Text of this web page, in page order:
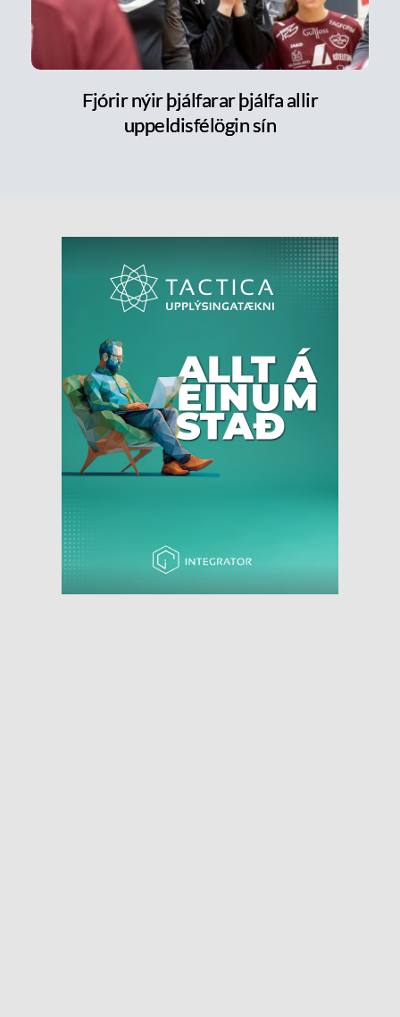
Fjórir nýir þjálfarar þjálfa allir
uppeldisfélögin sín